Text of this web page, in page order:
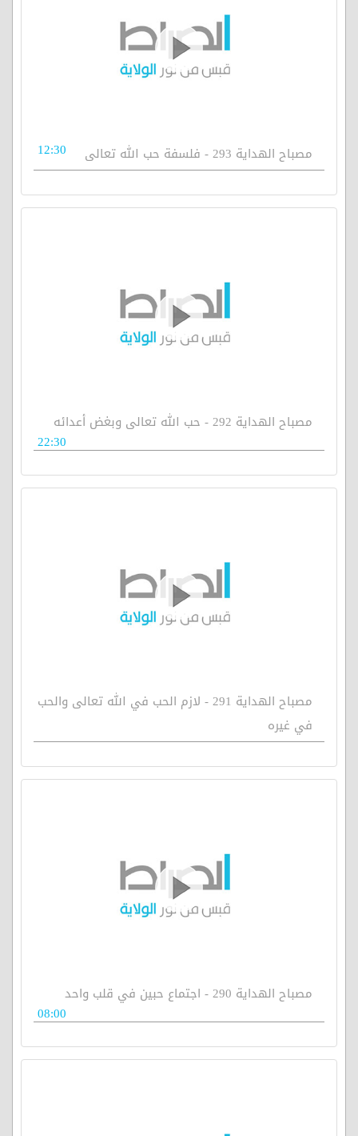
مصباح الهداية 293 - فلسفة حب الله تعالى 12:30
مصباح الهداية 292 - حب الله تعالى وبغض أعدائه
22:30
مصباح الهداية 291 - لازم الحب في الله تعالى والحب
في غيره
مصباح الهداية 290 - اجتماع حبين في قلب واحد
08:00